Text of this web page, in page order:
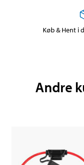
Køb & Hent i
Andre